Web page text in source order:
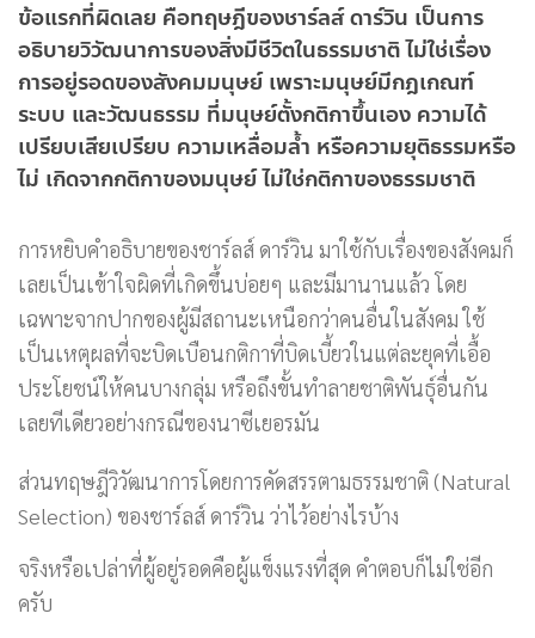
ข้อแรกที่ผิดเลย คือทฤษฎีของชาร์ลส์ ดาร์วิน เป็นการ
อธิบายวิวัฒนาการของสิ่งมีชีวิตในธรรมชาติ ไม่ใช่เรื่อง
การอยู่รอดของสังคมมนุษย์ เพราะมนุษย์มีกฎเกณฑ์
ระบบ และวัฒนธรรม ที่มนุษย์ตั้งกติกาขึ้นเอง ความได้
เปรียบเสียเปรียบ ความเหลื่อมล้ำ หรือความยุติธรรมหรือ
ไม่ เกิดจากกติกาของมนุษย์ ไม่ใช่กติกาของธรรมชาติ
การหยิบคำอธิบายของชาร์ลส์ ดาร์วิน มาใช้กับเรื่องของสังคมก็
เลยเป็นเข้าใจผิดที่เกิดขึ้นบ่อยๆ และมีมานานแล้ว โดย
เฉพาะจากปากของผู้มีสถานะเหนือกว่าคนอื่นในสังคม ใช้
เป็นเหตุผลที่จะบิดเบือนกติกาที่บิดเบี้ยวในแต่ละยุคที่เอื้อ
ประโยชน์ให้คนบางกลุ่ม หรือถึงขั้นทำลายชาติพันธุ์อื่นกัน
เลยทีเดียวอย่างกรณีของนาซีเยอรมัน
ส่วนทฤษฎีวิวัฒนาการโดยการคัดสรรตามธรรมชาติ (Natural
Selection) ของชาร์ลส์ ดาร์วิน ว่าไว้อย่างไรบ้าง
จริงหรือเปล่าที่ผู้อยู่รอดคือผู้แข็งแรงที่สุด คำตอบก็ไม่ใช่อีก
ครับ